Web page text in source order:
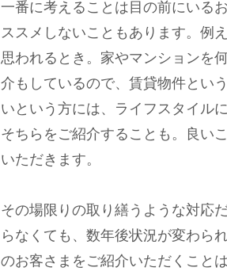
一番に考えることは目の前にいる
ススメしないこともあります。例
思われるとき。家やマンションを
介もしているので、賃貸物件とい
いという方には、ライフスタイル
そちらをご紹介することも。良い
いただきます。
その場限りの取り繕うような対応
らなくても、数年後状況が変わら
のお客さまをご紹介いただくこと